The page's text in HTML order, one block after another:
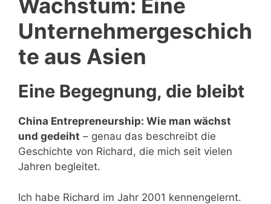
Wachstum: Eine
Unternehmergeschich
te aus Asien
Eine Begegnung, die bleibt
China Entrepreneurship: Wie man wächst
und gedeiht – genau das beschreibt die
Geschichte von Richard, die mich seit vielen
Jahren begleitet.
Ich habe Richard im Jahr 2001 kennengelernt.